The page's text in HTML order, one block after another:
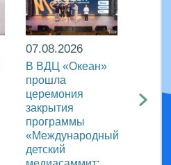
07.08.2026
В ВДЦ «Океан»
прошла
церемония
закрытия
программы
«Международный
детский
VIII